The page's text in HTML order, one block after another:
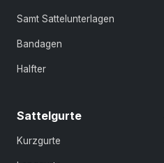
Samt Sattelunterlagen
Bandagen
Halfter
Sattelgurte
Kurzgurte